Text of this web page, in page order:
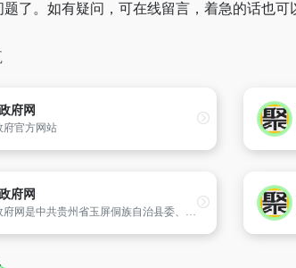
了。如有疑问，可在线留言，着急的话也可
府网
府官方网站
府网
玉屏县政府网是中共贵州省玉屏侗族自治县委、县政府在互联网上统一建立的网站群,包括玉屏公众信息网站和各子站,由中共玉屏县委、县政府主办,县政府信息管理中心负责日常维护,旨在统一、规范地宣传玉屏形象,落实“政务公开,加强行政监督”的原则,建立网络信访机制,向人民群众提供公益性服务信息,推动电子